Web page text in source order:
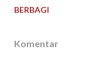
BERBAGI
Komentar